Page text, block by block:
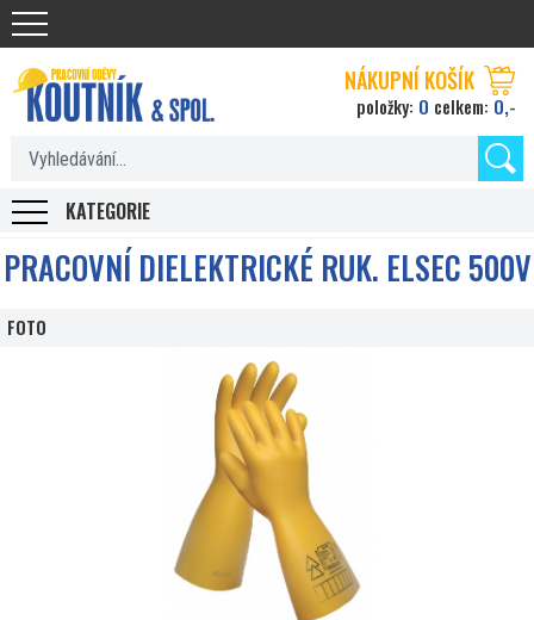
Koutnik.com
PRACOVNÍ DIELEKTRICKÉ RUK. ELSEC 500V
FOTO
KATEGORIE
NÁKUPNÍ KOŠÍK
položky: 0 celkem: 0,-